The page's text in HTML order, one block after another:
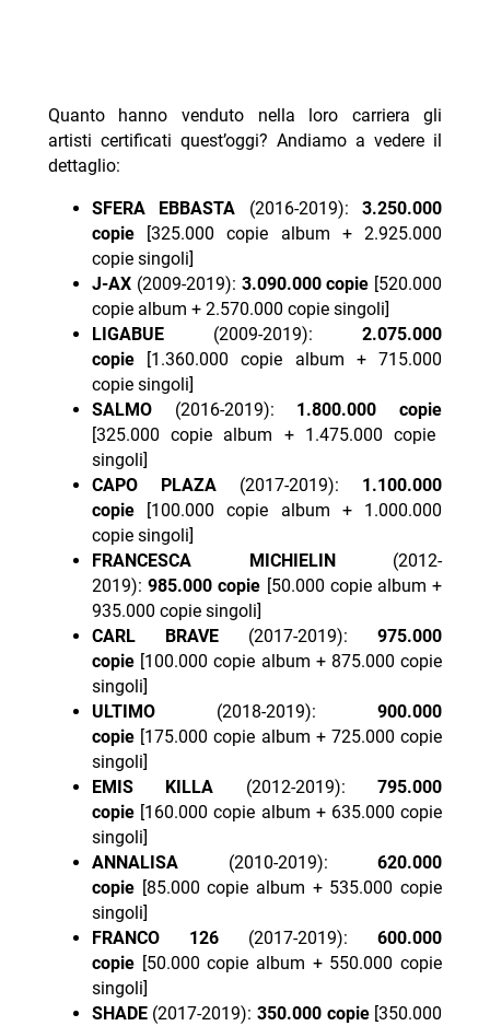
Quanto hanno venduto nella loro carriera gli
artisti certificati quest’oggi? Andiamo a vedere il
dettaglio:
SFERA EBBASTA (2016-2019): 3.250.000
copie[325.000 copie album + 2.925.000
copie singoli]
J-AX (2009-2019): 3.090.000copie [520.000
copie album + 2.570.000 copie singoli]
LIGABUE (2009-2019): 2.075.000
copie[1.360.000 copie album + 715.000
copie singoli]
SALMO (2016-2019): 1.800.000 copie
[325.000 copie album + 1.475.000 copie
singoli]
CAPO PLAZA (2017-2019): 1.100.000
copie[100.000 copie album + 1.000.000
copie singoli]
FRANCESCA MICHIELIN (2012-
2019): 985.000 copie [50.000 copie album +
935.000 copie singoli]
CARL BRAVE (2017-2019): 975.000
copie[100.000 copie album + 875.000 copie
singoli]
ULTIMO (2018-2019): 900.000
copie[175.000 copie album + 725.000 copie
singoli]
EMIS KILLA (2012-2019): 795.000
copie[160.000 copie album + 635.000 copie
singoli]
ANNALISA (2010-2019): 620.000
copie[85.000 copie album + 535.000 copie
singoli]
FRANCO 126 (2017-2019): 600.000
copie[50.000 copie album + 550.000 copie
singoli]
SHADE (2017-2019): 350.000 copie[350.000